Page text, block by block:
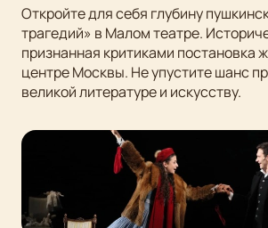
Откройте для себя глубину
трагедий» в Малом театре.
признанная критиками постановка
центре Москвы. Не упустите шанс
великой литературе и искусству.